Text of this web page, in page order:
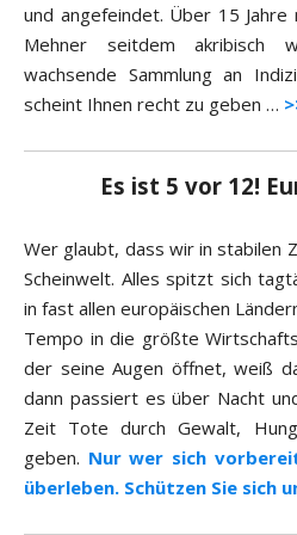
und angefeindet. Über 15
Mehner seitdem akribisch
wachsende Sammlung an
scheint Ihnen recht zu geben …
Es ist 5 vor 12!
Wer glaubt, dass wir in stabilen
Scheinwelt. Alles spitzt sich
in fast allen europäischen
Tempo in die größte
der seine Augen öffnet, weiß
dann passiert es über Nacht
Zeit Tote durch Gewalt,
geben. Nur wer sich
überleben. Schützen Sie sich